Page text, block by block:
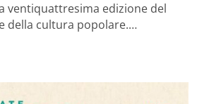
ventiquattresima edizione del
della cultura popolare.…